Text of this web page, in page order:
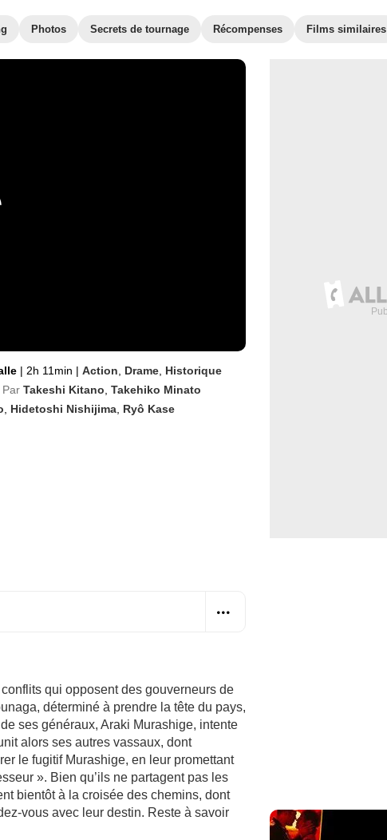
Photos Secrets de tournage Récompenses Films similaires
| 2h 11min | Action Drame Historique
Par Takeshi Kitano Takehiko Minato
Hidetoshi Nishijima Ryô Kase
qui opposent des gouverneurs de
déterminé à prendre la tête du pays,
ses généraux, Araki Murashige, intente
alors ses autres vassaux, dont
le fugitif Murashige, en leur promettant
». Bien qu’ils ne partagent pas les
bientôt à la croisée des chemins, dont
vous avec leur destin. Reste à savoir